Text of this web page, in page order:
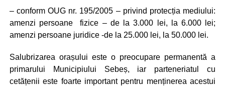
– conform OUG nr. 195/2005 – privind protecția mediului:
amenzi persoane fizice – de la 3.000 lei, la 6.000 lei;
amenzi persoane juridice -de la 25.000 lei, la 50.000 lei.
Salubrizarea orașului este o preocupare permanentă a
primarului Municipiului Sebeș, iar parteneriatul cu
cetățenii este foarte important pentru menținerea acestui